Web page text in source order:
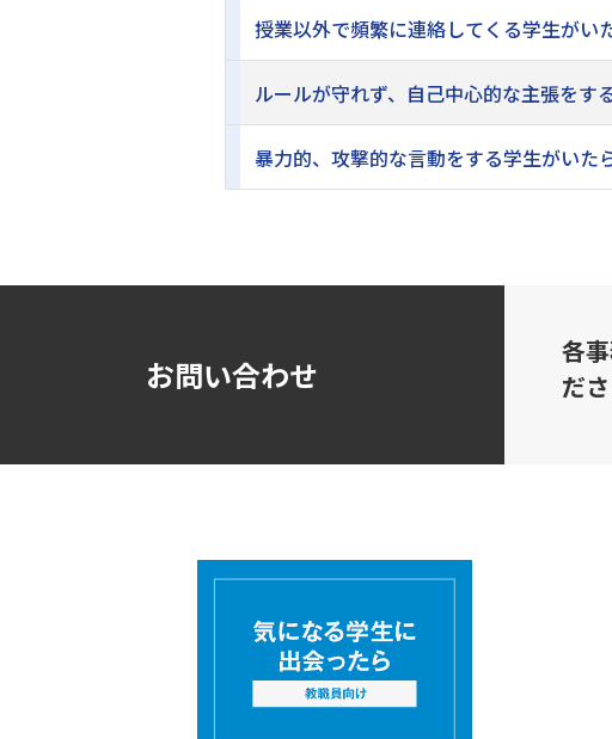
授業以外で頻繁に連絡してくる学生がい
ルールが守れず、自己中心的な主張をす
暴力的、攻撃的な言動をする学生がいた
お問い合わせ
各
ださ